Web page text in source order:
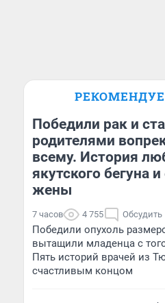
Победили рак и
родителями
всему. История
якутского бегуна и
жены
7 часов 4 755 Обсудить
Победили опухоль
вытащили младенца с
Пять историй врачей из
счастливым концом